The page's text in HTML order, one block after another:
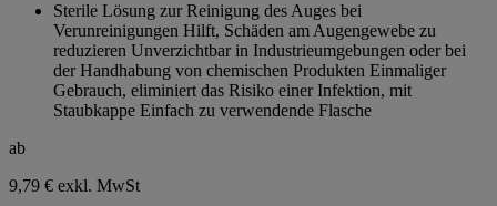
Sternen.
Sterile Lösung zur Reinigung des Auges bei
Verunreinigungen Hilft, Schäden am Augengewebe zu
reduzieren Unverzichtbar in Industrieumgebungen oder bei
der Handhabung von chemischen Produkten Einmaliger
Gebrauch, eliminiert das Risiko einer Infektion, mit
Staubkappe Einfach zu verwendende Flasche
ab
9,79 € exkl. MwSt